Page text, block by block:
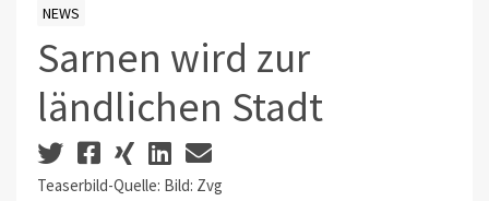
NEWS
Sarnen wird zur
ländlichen Stadt
Teaserbild-Quelle: Bild: Zvg